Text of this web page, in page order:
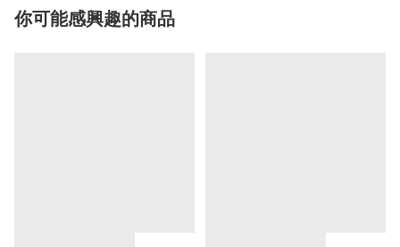
你可能感興趣的商品